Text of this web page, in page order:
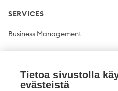
SERVICES
Business Management
Financial Management
Plant production
Tietoa sivustolla
evästeistä